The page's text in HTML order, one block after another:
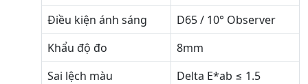
Điều kiện ánh sáng
D65 / 10° Observer
Khẩu độ đo
8mm
Sai lệch màu
Delta E*ab ≤ 1.5